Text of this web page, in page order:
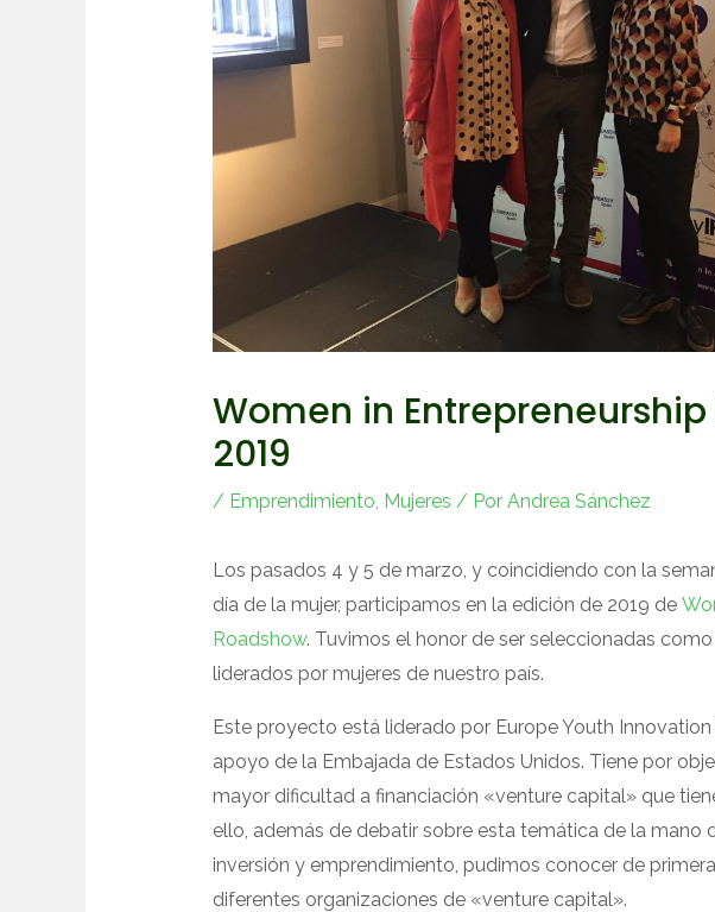
Women in
2019
/ Emprendimiento Mujeres / Por Andrea Sánchez
Los pasados 4 y 5 de marzo, y coincidiendo con la
día de la mujer, participamos en la edición de 2019 de
Roadshow. Tuvimos el honor de ser seleccionadas
liderados por mujeres de nuestro país.
Este proyecto está liderado por Europe Youth
apoyo de la Embajada de Estados Unidos. Tiene por
mayor dificultad a financiación «venture capital» que
ello, además de debatir sobre esta temática de la mano
inversión y emprendimiento, pudimos conocer de
diferentes organizaciones de «venture capital».